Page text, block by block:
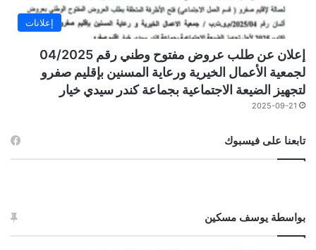
إعلانات
إعلان عن طلب عروض مفتوح وطني رقم 04/2025
لجمعية الأعمال الخيرية ورعاية المسنين بإقليم صفرو
لتجهيز الضيعة الاجتماعية بجماعة كندر سيدي خيار
2025-09-21
تابعنا على فيسبوك
بواسطة يوسف مسكين